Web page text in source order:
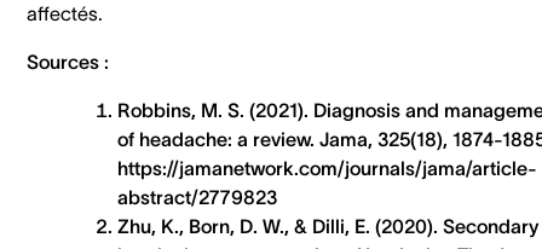
affectés.
Sources :
Robbins, M. S. (2021). Diagnosis and
of headache: a review. Jama, 325(18), 1874-
https://jamanetwork.com/journals/jama/article-
abstract/2779823
Zhu, K., Born, D. W., & Dilli, E. (2020). Secondary